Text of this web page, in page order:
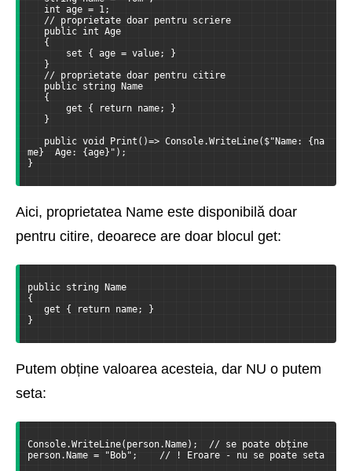
int age = 1;
// proprietate doar pentru scriere
public int Age
{
set { age = value; }
}
// proprietate doar pentru citire
public string Name
{
get { return name; }
}
public void Print()=> Console.WriteLine($"Name: {na
me}  Age: {age}");
}
Aici, proprietatea Name este disponibilă doar
pentru citire, deoarece are doar blocul get:
public string Name
{
get { return name; }
}
Putem obține valoarea acesteia, dar NU o putem
seta:
Console.WriteLine(person.Name);  // se poate obține
person.Name = "Bob";    // ! Eroare - nu se poate seta